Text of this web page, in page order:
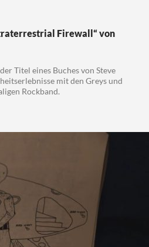
Firewall“ von
Titel eines Buches von Steve
mit den Greys und
Rockband.